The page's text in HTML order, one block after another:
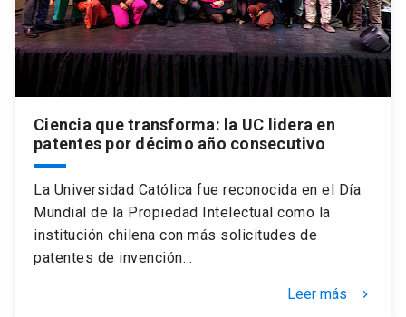
Ciencia que transforma: la UC lidera en
patentes por décimo año consecutivo
La Universidad Católica fue reconocida en el Día
Mundial de la Propiedad Intelectual como la
institución chilena con más solicitudes de
patentes de invención…
Leer más keyboard_arrow_right